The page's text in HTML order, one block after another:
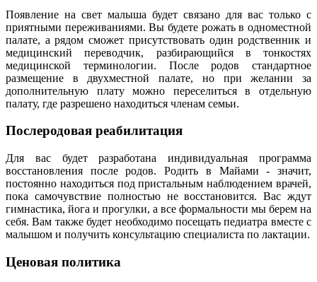
Появление на свет малыша будет связано для вас только с
приятными переживаниями. Вы будете рожать в одноместной
палате, а рядом сможет присутствовать один родственник и
медицинский переводчик, разбирающийся в тонкостях
медицинской терминологии. После родов стандартное
размещение в двухместной палате, но при желании за
дополнительную плату можно переселиться в отдельную
палату, где разрешено находиться членам семьи.
Послеродовая реабилитация
Для вас будет разработана индивидуальная программа
восстановления после родов. Родить в Майами - значит,
постоянно находиться под пристальным наблюдением врачей,
пока самочувствие полностью не восстановится. Вас ждут
гимнастика, йога и прогулки, а все формальности мы берем на
себя. Вам также будет необходимо посещать педиатра вместе с
малышом и получить консультацию специалиста по лактации.
Ценовая политика